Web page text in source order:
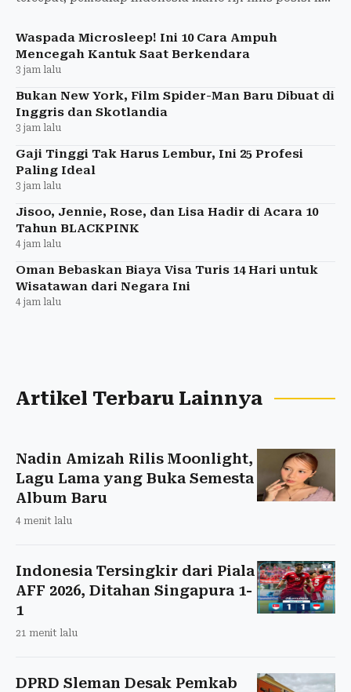
Waspada Microsleep! Ini 10 Cara Ampuh
Mencegah Kantuk Saat Berkendara
3 jam lalu
Bukan New York, Film Spider-Man Baru Dibuat di
Inggris dan Skotlandia
3 jam lalu
Gaji Tinggi Tak Harus Lembur, Ini 25 Profesi
Paling Ideal
3 jam lalu
Jisoo, Jennie, Rose, dan Lisa Hadir di Acara 10
Tahun BLACKPINK
4 jam lalu
Oman Bebaskan Biaya Visa Turis 14 Hari untuk
Wisatawan dari Negara Ini
4 jam lalu
Artikel Terbaru Lainnya
Nadin Amizah Rilis Moonlight,
Lagu Lama yang Buka Semesta
Album Baru
4 menit lalu
Indonesia Tersingkir dari Piala
AFF 2026, Ditahan Singapura 1-
1
21 menit lalu
DPRD Sleman Desak Pemkab